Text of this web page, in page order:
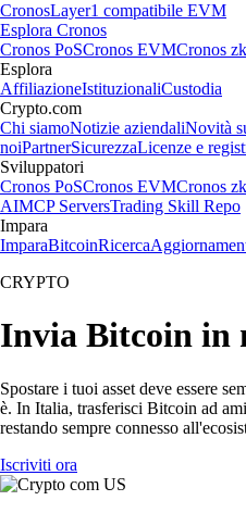
CronosLayer1 compatibile EVM
Esplora Cronos
Cronos PoSCronos EVMCronos
Esplora
AffiliazioneIstituzionaliCustodia
Crypto.com
Chi siamoNotizie aziendaliNovità
noiPartnerSicurezzaLicenze e
Sviluppatori
Cronos PoSCronos EVMCronos
AIMCP ServersTrading Skill Repo
Impara
ImparaBitcoinRicerca
CRYPTO
Invia Bitcoin in
Spostare i tuoi asset deve essere
è. In Italia, trasferisci Bitcoin ad
restando sempre connesso
Iscriviti ora